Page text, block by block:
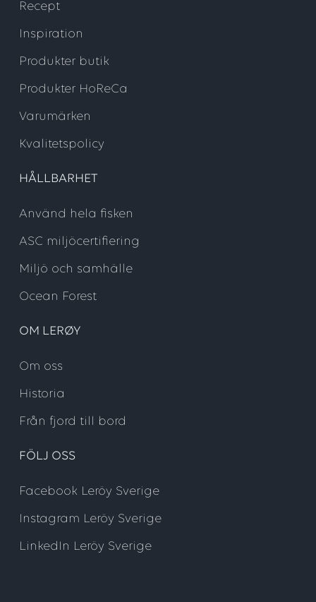
Recept
Inspiration
Produkter butik
Produkter HoReCa
Varumärken
Kvalitetspolicy
HÅLLBARHET
Använd hela fisken
ASC miljöcertifiering
Miljö och samhälle
Ocean Forest
OM LERØY
Om oss
Historia
Från fjord till bord
FÖLJ OSS
Facebook Leröy Sverige
Instagram Leröy Sverige
LinkedIn Leröy Sverige